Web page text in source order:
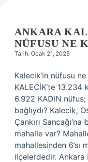
ANKARA
NÜFUSU NE
Tarih: Ocak 21, 2025
Kalecik’in nüfusu
KALECİK’te 13.234
6.922 KADIN
bağlıydı? Kalecik,
Çankırı
mahalle var?
mahallesinden 6’sı
ilçelerdedir. Ankara